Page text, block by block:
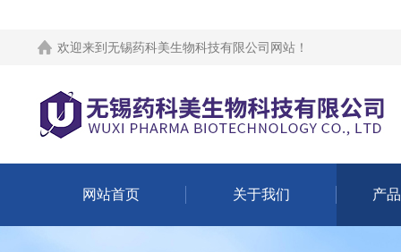
欢迎来到 无锡药科美生物科技有限公司网站 ！
网站首页 关于我们 产